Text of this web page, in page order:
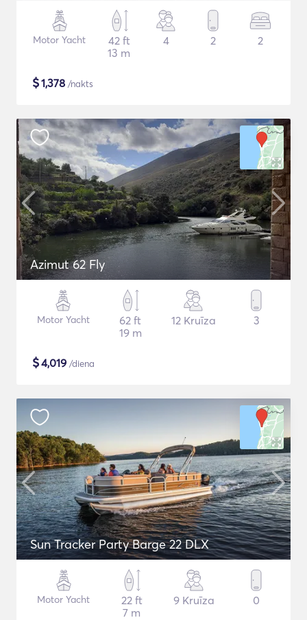
Motor Yacht
42 ft
13 m
4 2 2
$1,378 /nakts
Azimut 62 Fly
Motor Yacht
62 ft
19 m
12 Kruīza 3
$4,019 /diena
Sun Tracker Party Barge 22 DLX
Motor Yacht
22 ft
7 m
9 Kruīza 0